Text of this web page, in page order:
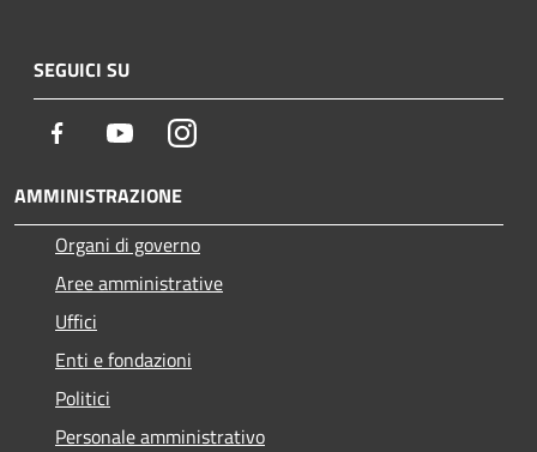
SEGUICI SU
Facebook YoutubeInstagram
AMMINISTRAZIONE
Organi di governo
Aree amministrative
Uffici
Enti e fondazioni
Politici
Personale amministrativo